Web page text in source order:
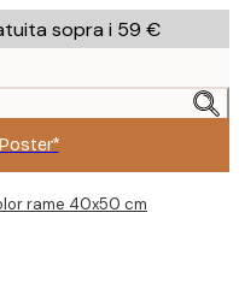
sopra i 59 €
rame 40x50 cm